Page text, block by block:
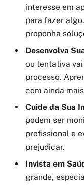
interesse em
para fazer
proponha
Desenvolva
ou tentativa
processo.
com ainda
Cuide da Sua
podem ser
profissional e
prejudicar.
Invista em
grande,